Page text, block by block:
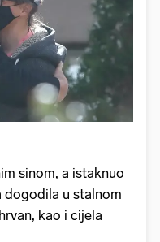
sinom, a istaknuo
dogodila u stalnom
kao i cijela